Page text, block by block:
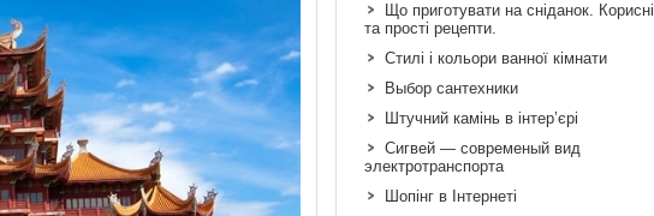
Що приготувати на сніданок. Корисні
та прості рецепти.
Стилі і кольори ванної кімнати
Выбор сантехники
Штучний камінь в інтер’єрі
Сигвей — современый вид
электротранспорта
Шопінг в Інтернеті